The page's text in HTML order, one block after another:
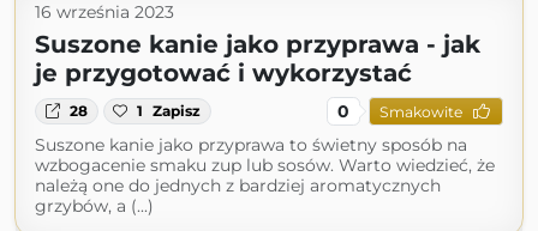
16 września 2023
Suszone kanie jako przyprawa - jak
je przygotować i wykorzystać
28 1 Zapisz 0 Smakowite
Suszone kanie jako przyprawa to świetny sposób na
wzbogacenie smaku zup lub sosów. Warto wiedzieć, że
należą one do jednych z bardziej aromatycznych
grzybów, a (...)